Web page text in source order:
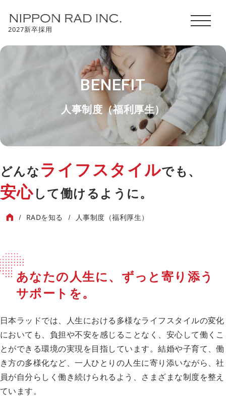
2027新卒採用
BENEFIT
人事制度（福利厚生）
どんなライフスタイルでも、
安心して働けるように。
RADを知る 人事制度（福利厚生）
あなたの人生に、ずっと寄り添う
サポートを。
日本ラッドでは、人生における多様なライフスタイルの変化
においても、負担や不安を感じることなく、安心して働くこ
とができる環境の実現を目指しています。結婚や子育て、働
き方の多様化など、一人ひとりの人生に寄り添いながら、社
員が自分らしく働き続けられるよう、さまざまな制度を整え
ています。